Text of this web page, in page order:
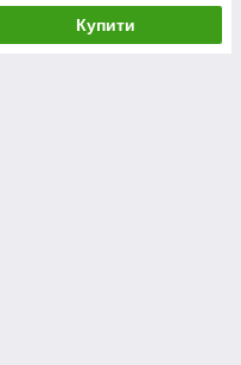
Купити